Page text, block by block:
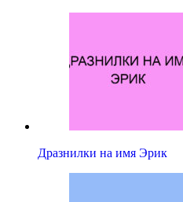
Дразнилки на имя Эрик